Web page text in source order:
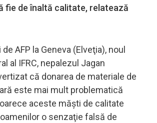
fie de înaltă calitate, relatează
AFP la Geneva (Elveţia), noul
al IFRC, nepalezul Jagan
că donarea de materiale de
este mai mult problematică
aceste măşti de calitate
o senzaţie falsă de